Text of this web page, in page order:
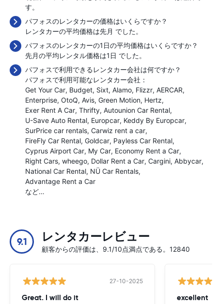
す。
パフォスのレンタカーの価格はいくらですか？
レンタカーの平均価格は先月 でした。
パフォスのレンタカーの1日の平均価格はいくらですか？
先月の平均レンタル価格は1日 でした。
パフォスで利用できるレンタカー会社は何ですか？
パフォスで利用可能なレンタカー会社：
Get Your Car Budget Sixt Alamo Flizzr AERCAR
Enterprise OtoQ Avis Green Motion Hertz
Exer Rent A Car Thrifty Autounion Car Rental
U-Save Auto Rental Europcar Keddy By Europcar
SurPrice car rentals Carwiz rent a car
FireFly Car Rental Goldcar Payless Car Rental
Cyprus Airport Car My Car Economy Rent a Car
Right Cars wheego Dollar Rent a Car Cargini Abbycar
National Car Rental NÜ Car Rentals
Advantage Rent a Car
など…
9.1 レンタカーレビュー
顧客からの評価は、9.1/10点満点である。12840
27-10-2025
Great. I will do it excellent